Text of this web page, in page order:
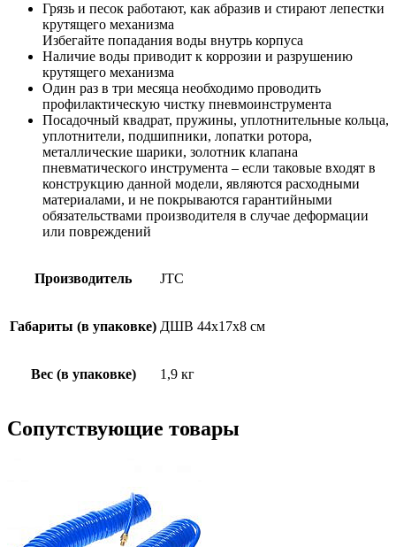
Грязь и песок работают, как абразив и стирают лепестки
крутящего механизма
Избегайте попадания воды внутрь корпуса
Наличие воды приводит к коррозии и разрушению
крутящего механизма
Один раз в три месяца необходимо проводить
профилактическую чистку пневмоинструмента
Посадочный квадрат, пружины, уплотнительные кольца,
уплотнители, подшипники, лопатки ротора,
металлические шарики, золотник клапана
пневматического инструмента – если таковые входят в
конструкцию данной модели, являются расходными
материалами, и не покрываются гарантийными
обязательствами производителя в случае деформации
или повреждений
Производитель JTC
Габариты (в упаковке) ДШВ 44х17х8 см
Вес (в упаковке) 1,9 кг
Сопутствующие товары